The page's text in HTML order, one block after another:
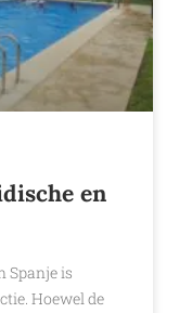
en
Spanje is
Hoewel de